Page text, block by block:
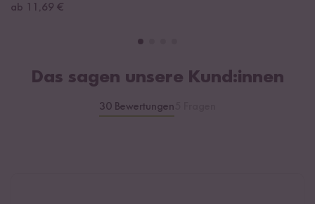
ab 11,69 €
Das sagen unsere Kund:innen
30 Bewertungen